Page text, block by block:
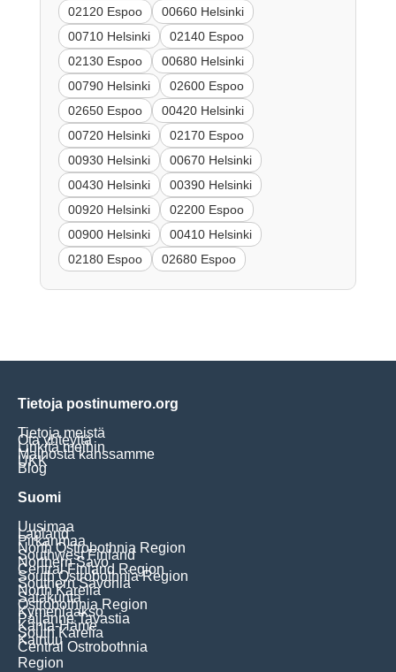
02120 Espoo
00660 Helsinki
00710 Helsinki
02140 Espoo
02130 Espoo
00680 Helsinki
00790 Helsinki
02600 Espoo
02650 Espoo
00420 Helsinki
00720 Helsinki
02170 Espoo
00930 Helsinki
00670 Helsinki
00430 Helsinki
00390 Helsinki
00920 Helsinki
02200 Espoo
00900 Helsinki
00410 Helsinki
02180 Espoo
02680 Espoo
Tietoja postinumero.org
Tietoja meistä
Ota yhteyttä
Linkitä meihin
Mainosta kanssamme
UKK
Blog
Suomi
Uusimaa
Lapland
Pirkanmaa
North Ostrobothnia Region
Southwest Finland
Northern Savo
Central Finland Region
South Ostrobothnia Region
Southern Savonia
North Karelia
Satakunta
Ostrobothnia Region
Kymenlaakso
Päijänne Tavastia
Kanta-Häme
South Karelia
Kainuu
Central Ostrobothnia
Region